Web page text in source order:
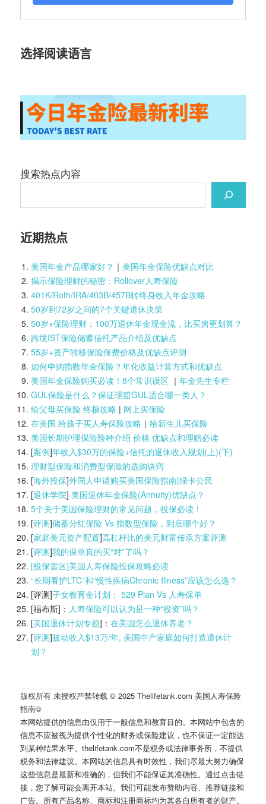
选择阅读语言
搜索热点内容
近期热点
美国年金产品哪家好？ ｜ 美国年金保险优缺点对比
揭示保险理财的秘密：Rollover人寿保险
401K/Roth/IRA/403B/457B转终身收入年金攻略
50岁到72岁之间的7个关键退休决策
50岁+保险理财：100万退休年金现金流，比买房更划算？
跨境IST保险储蓄信托产品介绍及优缺点
55岁+资产转移保险保费价格及优缺点评测
如何申购指数年金保险？年化收益计算方式和优缺点
美国年金保险购买必读！8个常识误区｜ 年金先生专栏
GUL保险是什么？保证理赔GUL适合哪一类人？
给父母买保险 终极攻略| 网上买保险
在美国 给孩子买人寿保险攻略｜ 给新生儿买保险
美国长期护理保险险种介绍 价格 优缺点和理赔必读
[案例]年收入$30万的保险+信托的退休收入规划(上)(下)
理财型保险和消费型保险的选购诀窍
[海外投保]外国人申请购买美国保险指南|绿卡公民
[退休学院] 美国退休年金保险(Annuity)优缺点？
5个关于美国保险理财的常见问题，投保必读！
[评测]储蓄分红保险 Vs 指数型保险，到底哪个好？
[家庭美元资产配置]高杠杆比的美元财富传承方案评测
[评测]我的保单真的买“对”了吗？
[投保雷区]美国人寿保险投保攻略必读
“长期看护LTC”和“慢性疾病Chronic Illness”应该怎么选？
[评测]子女教育金计划： 529 Plan Vs 人寿保单
[福布斯]： 人寿保险可以认为是一种“投资”吗？
[美国退休计划专题]： 在美国怎么退休养老？
[评测]被动收入$13万/年, 美国中产家庭如何打造退休计
划？
版权所有 未授权严禁转载 © 2025 Thelifetank.com 美国人寿保险
指南©️
本网站提供的信息由仅用于一般信息和教育目的。本网站中包含的
信息不应被视为提供个性化的财务或保险建议，也不保证一定能达
到某种结果水平。thelifetank.com不是税务或法律事务所，不提供
税务和法律建议。本网站的信息具有时效性，我们尽最大努力确保
这些信息是最新和准确的，但我们不能保证其准确性。通过点击链
接，您了解可能会离开本站。我们可能发布赞助内容、推荐链接和
广告。所有产品名称、商标和注册商标均为其各自所有者的财产。